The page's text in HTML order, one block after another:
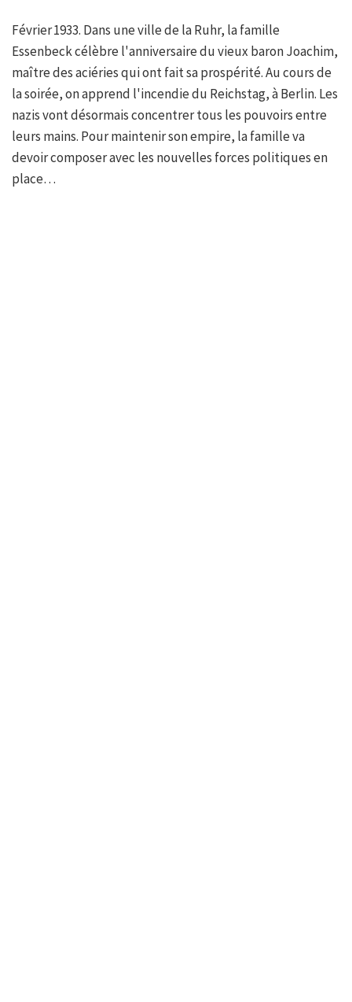
Février 1933. Dans une ville de la Ruhr, la famille
Essenbeck célèbre l'anniversaire du vieux baron Joachim,
maître des aciéries qui ont fait sa prospérité. Au cours de
la soirée, on apprend l'incendie du Reichstag, à Berlin. Les
nazis vont désormais concentrer tous les pouvoirs entre
leurs mains. Pour maintenir son empire, la famille va
devoir composer avec les nouvelles forces politiques en
place…